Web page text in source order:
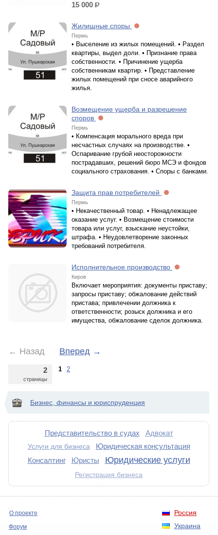
15 000 р.
Жилищные споры
Пермь
• Выселение из жилых помещений. • Раздел
квартиры, выдел доли. • Признание права
собственности. • Причинение ущерба
собственникам квартир. • Представление
жилых помещений при сносе аварийного
жилья.
Возмещение ущерба и разрешение
споров
Пермь
• Компенсация морального вреда при
несчастных случаях на производстве. •
Оспаривание грубой неосторожности
пострадавших, решений бюро МСЭ и фондов
социального страхования. • Споры с банками.
Защита прав потребителей
Пермь
• Некачественный товар. • Ненадлежащее
оказание услуг. • Возмещение стоимости
товара или услуг, взыскание неустойки,
штрафа. • Неудовлетворение законных
требований потребителя.
Исполнительное производство
Киров
Включает мероприятия: документы приставу;
запросы приставу; обжалование действий
пристава; привлечении должника к
ответственности; розыск должника и его
имущества, обжалование сделок должника.
← Назад Вперед →
2
страницы
1 2
Бизнес, финансы и юриспруденция
Представительство в судах Адвокат
Услуги для бизнеса
Юридическая консультация
Консалтинг
Юристы Юридические услуги
Регистрация бизнеса
Россия
Украина
О проекте
Форум